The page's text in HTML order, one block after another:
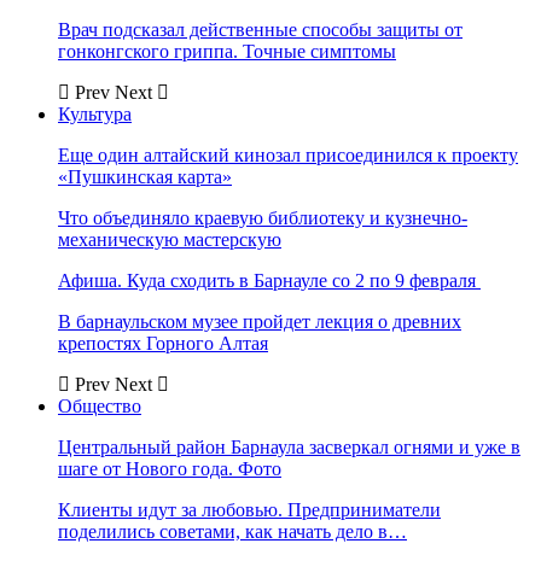
Врач подсказал действенные способы защиты от
гонконгского гриппа. Точные симптомы
Prev Next
Культура
Еще один алтайский кинозал присоединился к проекту
«Пушкинская карта»
Что объединяло краевую библиотеку и кузнечно-
механическую мастерскую
Афиша. Куда сходить в Барнауле со 2 по 9 февраля
В барнаульском музее пройдет лекция о древних
крепостях Горного Алтая
Prev Next
Общество
Центральный район Барнаула засверкал огнями и уже в
шаге от Нового года. Фото
Клиенты идут за любовью. Предприниматели
поделились советами, как начать дело в…